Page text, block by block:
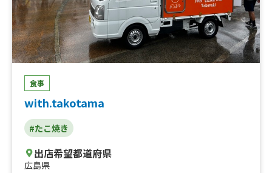
食事
with.takotama
#たこ焼き
出店希望都道府県
広島県